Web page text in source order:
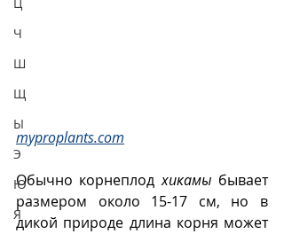
Ч
Ш
Щ
Ы
Э
Ю
Я
myproplants.com
Обычно корнеплод хикамы бывает
размером около 15-17 см, но в
дикой природе длина корня может